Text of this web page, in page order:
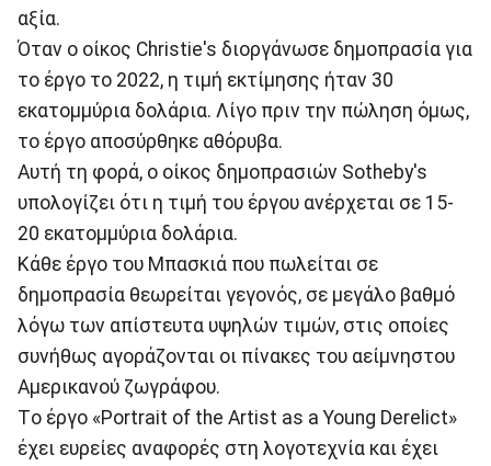
αξία.
Όταν ο οίκος Christie's διοργάνωσε δημοπρασία για
το έργο το 2022, η τιμή εκτίμησης ήταν 30
εκατομμύρια δολάρια. Λίγο πριν την πώληση όμως,
το έργο αποσύρθηκε αθόρυβα.
Αυτή τη φορά, ο οίκος δημοπρασιών Sotheby's
υπολογίζει ότι η τιμή του έργου ανέρχεται σε 15-
20 εκατομμύρια δολάρια.
Κάθε έργο του Μπασκιά που πωλείται σε
δημοπρασία θεωρείται γεγονός, σε μεγάλο βαθμό
λόγω των απίστευτα υψηλών τιμών, στις οποίες
συνήθως αγοράζονται οι πίνακες του αείμνηστου
Αμερικανού ζωγράφου.
Tο έργο «Portrait of the Artist as a Young Derelict»
έχει ευρείες αναφορές στη λογοτεχνία και έχει